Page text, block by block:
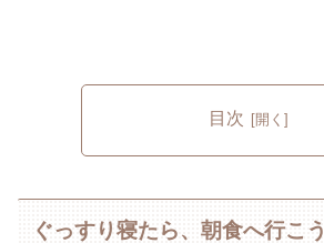
目次
ぐっすり寝たら、朝食へ行こう